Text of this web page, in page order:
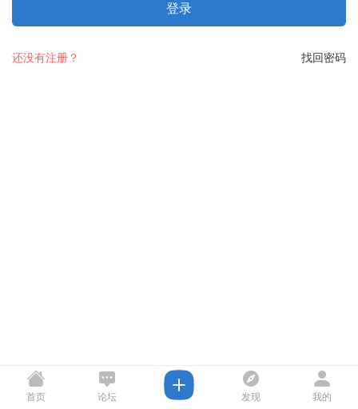
登录
找回密码
还没有注册？
首页 论坛 发现 我的